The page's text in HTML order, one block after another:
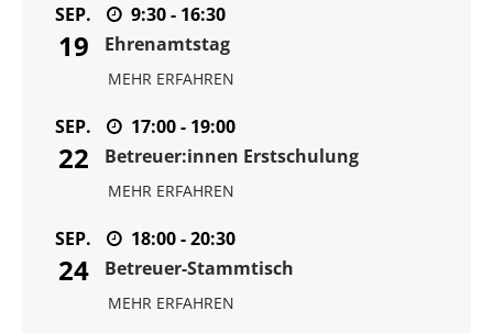
SEP.
19
9:30 - 16:30
Ehrenamtstag
MEHR ERFAHREN
SEP.
22
17:00 - 19:00
Betreuer:innen Erstschulung
MEHR ERFAHREN
SEP.
24
18:00 - 20:30
Betreuer-Stammtisch
MEHR ERFAHREN